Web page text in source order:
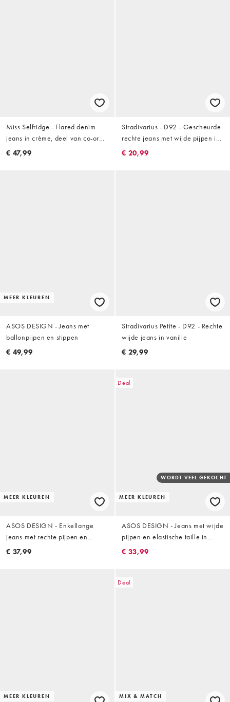
Miss Selfridge - Flared denim
jeans in crème, deel van co-ord
set
€ 47,99
Stradivarius - D92 - Gescheurde
rechte jeans met wijde pijpen in
ecru
€ 20,99
MEER KLEUREN
ASOS DESIGN - Jeans met
ballonpijpen en stippen
€ 49,99
Stradivarius Petite - D92 - Rechte
wijde jeans in vanille
€ 29,99
MEER KLEUREN
ASOS DESIGN - Enkellange
jeans met rechte pijpen en
comfortabele stretch in wit
€ 37,99
Deal
MEER KLEUREN
WORDT VEEL GEKOCHT
ASOS DESIGN - Jeans met wijde
pijpen en elastische taille in
stone met wassing
€ 33,99
MEER KLEUREN
Deal
MIX & MATCH